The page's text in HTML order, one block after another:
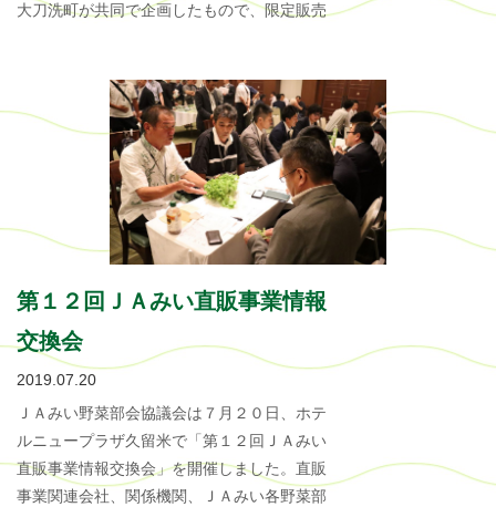
大刀洗町が共同で企画したもので、限定販売
第１２回ＪＡみい直販事業情報
交換会
2019.07.20
ＪＡみい野菜部会協議会は７月２０日、ホテ
ルニュープラザ久留米で「第１２回ＪＡみい
直販事業情報交換会」を開催しました。直販
事業関連会社、関係機関、ＪＡみい各野菜部